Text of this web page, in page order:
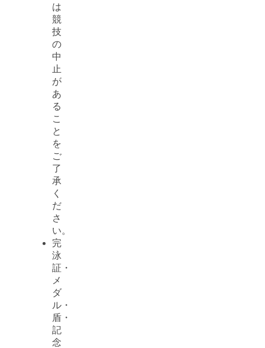
は
競
技
の
中
止
が
あ
る
こ
と
を
ご
了
承
く
だ
さ
い。
完
泳
証・
メ
ダ
ル・
盾・
記
念